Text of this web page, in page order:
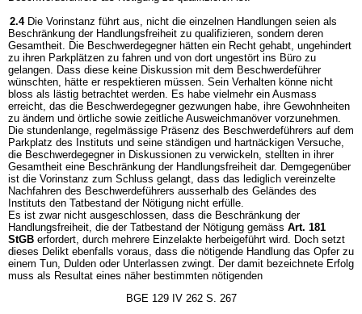
2.4 Die Vorinstanz führt aus, nicht die einzelnen Handlungen seien als
Beschränkung der Handlungsfreiheit zu qualifizieren, sondern deren
Gesamtheit. Die Beschwerdegegner hätten ein Recht gehabt, ungehindert
zu ihren Parkplätzen zu fahren und von dort ungestört ins Büro zu
gelangen. Dass diese keine Diskussion mit dem Beschwerdeführer
wünschten, hätte er respektieren müssen. Sein Verhalten könne nicht
bloss als lästig betrachtet werden. Es habe vielmehr ein Ausmass
erreicht, das die Beschwerdegegner gezwungen habe, ihre Gewohnheiten
zu ändern und örtliche sowie zeitliche Ausweichmanöver vorzunehmen.
Die stundenlange, regelmässige Präsenz des Beschwerdeführers auf dem
Parkplatz des Instituts und seine ständigen und hartnäckigen Versuche,
die Beschwerdegegner in Diskussionen zu verwickeln, stellten in ihrer
Gesamtheit eine Beschränkung der Handlungsfreiheit dar. Demgegenüber
ist die Vorinstanz zum Schluss gelangt, dass das lediglich vereinzelte
Nachfahren des Beschwerdeführers ausserhalb des Geländes des
Instituts den Tatbestand der Nötigung nicht erfülle.
Es ist zwar nicht ausgeschlossen, dass die Beschränkung der
Handlungsfreiheit, die der Tatbestand der Nötigung gemäss Art. 181
StGB erfordert, durch mehrere Einzelakte herbeigeführt wird. Doch setzt
dieses Delikt ebenfalls voraus, dass die nötigende Handlung das Opfer zu
einem Tun, Dulden oder Unterlassen zwingt. Der damit bezeichnete Erfolg
muss als Resultat eines näher bestimmten nötigenden
BGE 129 IV 262 S. 267